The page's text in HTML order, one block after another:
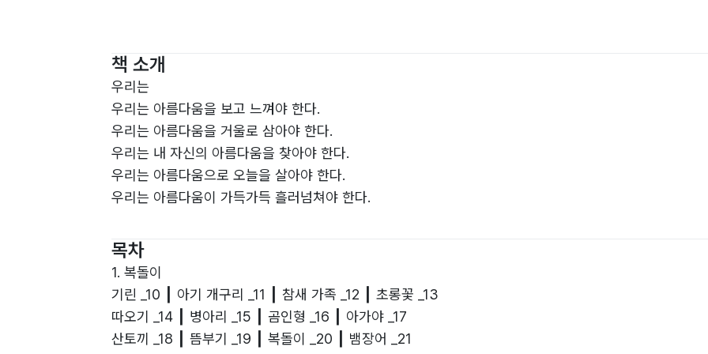
책 소개
우리는
우리는 아름다움을 보고 느껴야 한다.
우리는 아름다움을 거울로 삼아야 한다.
우리는 내 자신의 아름다움을 찾아야 한다.
우리는 아름다움으로 오늘을 살아야 한다.
우리는 아름다움이 가득가득 흘러넘쳐야 한다.
목차
1. 복돌이
기린 _10 ┃ 아기 개구리 _11 ┃ 참새 가족 _12 ┃ 초롱꽃 _13
따오기 _14 ┃ 병아리 _15 ┃ 곰인형 _16 ┃ 아가야 _17
산토끼 _18 ┃ 뜸부기 _19 ┃ 복돌이 _20 ┃ 뱀장어 _21